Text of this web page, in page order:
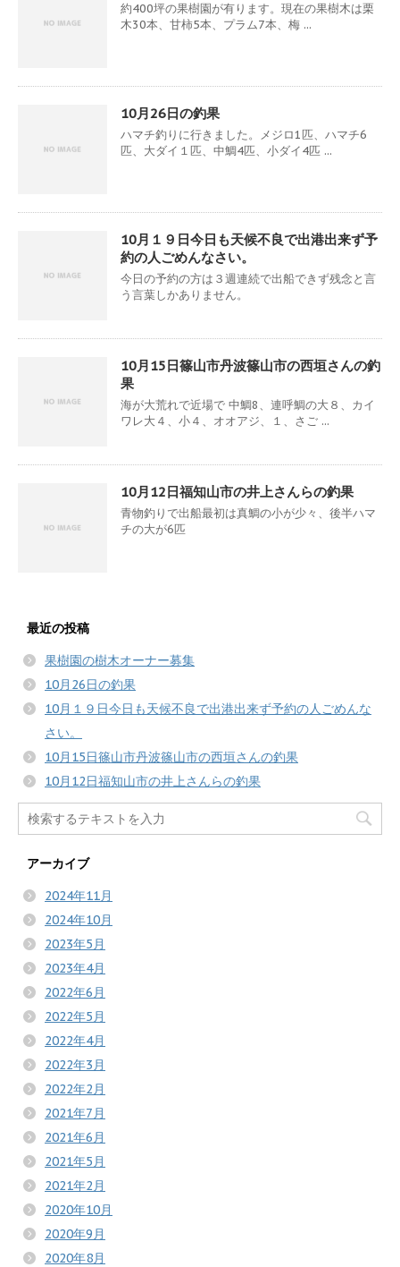
約400坪の果樹園が有ります。現在の果樹木は栗
木30本、甘柿5本、プラム7本、梅 ...
10月26日の釣果
ハマチ釣りに行きました。メジロ1匹、ハマチ6
匹、大ダイ１匹、中鯛4匹、小ダイ4匹 ...
10月１９日今日も天候不良で出港出来ず予
約の人ごめんなさい。
今日の予約の方は３週連続で出船できず残念と言
う言葉しかありません。
10月15日篠山市丹波篠山市の西垣さんの釣
果
海が大荒れで近場で 中鯛8、連呼鯛の大８、カイ
ワレ大４、小４、オオアジ、１、さご ...
10月12日福知山市の井上さんらの釣果
青物釣りで出船最初は真鯛の小が少々、後半ハマ
チの大が6匹
最近の投稿
果樹園の樹木オーナー募集
10月26日の釣果
10月１９日今日も天候不良で出港出来ず予約の人ごめんな
さい。
10月15日篠山市丹波篠山市の西垣さんの釣果
10月12日福知山市の井上さんらの釣果
アーカイブ
2024年11月
2024年10月
2023年5月
2023年4月
2022年6月
2022年5月
2022年4月
2022年3月
2022年2月
2021年7月
2021年6月
2021年5月
2021年2月
2020年10月
2020年9月
2020年8月